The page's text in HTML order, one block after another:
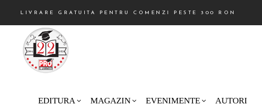
LIVRARE GRATUITA PENTRU COMENZI PESTE 300 RON
EDITURA MAGAZIN EVENIMENTE AUTORI